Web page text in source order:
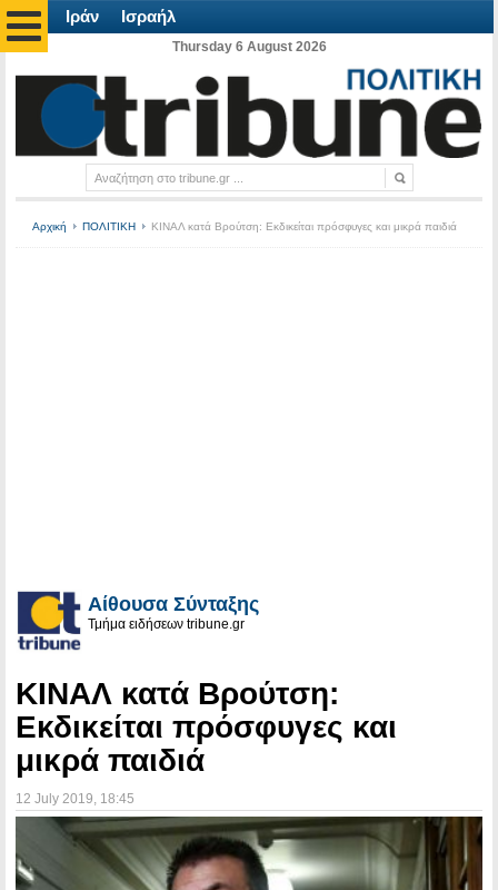
Ιράν Ισραήλ
Thursday 6 August 2026
Αρχική ΠΟΛΙΤΙΚΗ ΚΙΝΑΛ κατά Βρούτση: Εκδικείται πρόσφυγες και μικρά παιδιά
Αίθουσα Σύνταξης
Τμήμα ειδήσεων tribune.gr
ΚΙΝΑΛ κατά Βρούτση:
Εκδικείται πρόσφυγες και
μικρά παιδιά
12 July 2019 , 18:45